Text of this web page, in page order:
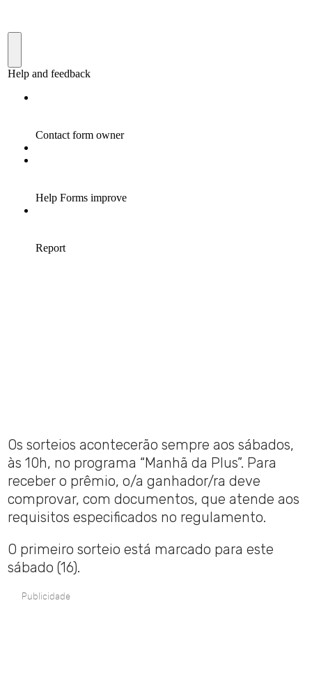
Os sorteios acontecerão sempre aos sábados,
às 10h, no programa “Manhã da Plus”. Para
receber o prêmio, o/a ganhador/ra deve
comprovar, com documentos, que atende aos
requisitos especificados no regulamento.
O primeiro sorteio está marcado para este
sábado (16).
Publicidade